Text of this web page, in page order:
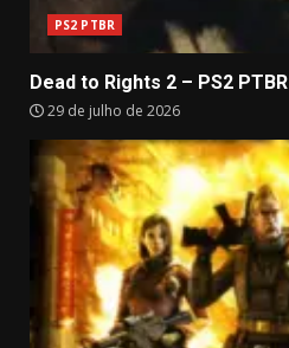
PS2 PTBR
Dead to Rights 2 – PS2 PTBR
29 de julho de 2026